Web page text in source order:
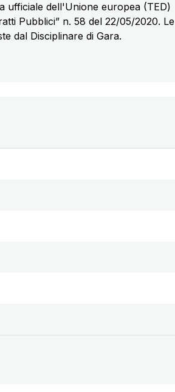
ufficiale dell'Unione europea (TED)
Pubblici” n. 58 del 22/05/2020. Le
dal Disciplinare di Gara.